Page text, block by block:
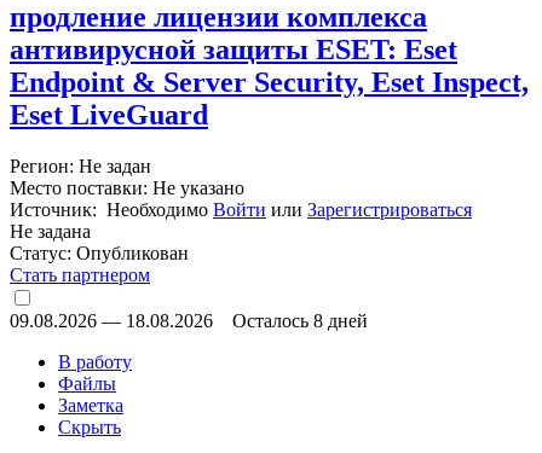
продление лицензии комплекса
антивирусной защиты ESET: Eset
Endpoint & Server Security, Eset Inspect,
Eset LiveGuard
Регион: Не задан
Место поставки: Не указано
Источник: Необходимо Войти или Зарегистрироваться
Не задана
Статус: Опубликован
Стать партнером
09.08.2026 — 18.08.2026
Осталось 8 дней
В работу
Файлы
Заметка
Скрыть